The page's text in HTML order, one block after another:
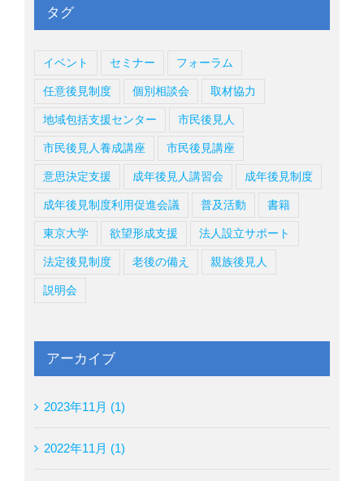
タグ
イベント セミナー フォーラム
任意後見制度 個別相談会 取材協力
地域包括支援センター 市民後見人
市民後見人養成講座 市民後見講座
意思決定支援 成年後見人講習会 成年後見制度
成年後見制度利用促進会議 普及活動 書籍
東京大学 欲望形成支援 法人設立サポート
法定後見制度 老後の備え 親族後見人
説明会
アーカイブ
2023年11月 (1)
2022年11月 (1)